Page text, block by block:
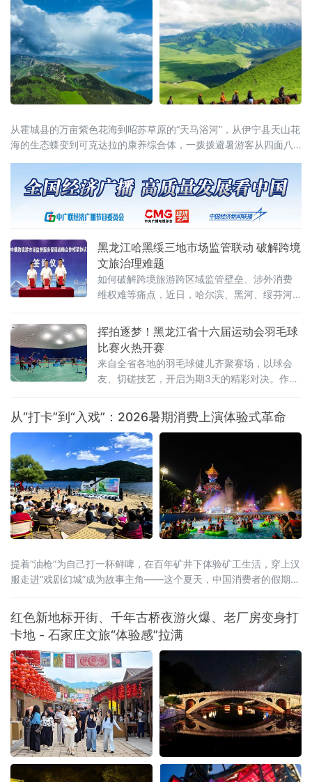
从霍城县的万亩紫色花海到昭苏草原的“天马浴河”，从伊宁县天山花
海的生态蝶变到可克达拉的康养综合体，一拨拨避暑游客从四面八
黑龙江哈黑绥三地市场监管联动 破解跨境
文旅治理难题
如何破解跨境旅游跨区域监管壁垒、涉外消费
维权难等痛点，近日，哈尔滨、黑河、绥芬河
发展战略合作框架协议，这标志着哈黑绥三地
跨境旅游市场监管一体化协同共治机制正式落
地。此举跨区域监管合作，重在立足黑龙江对
俄开放优势、破解跨境文旅治理难题的创新实
践，有效填补了跨境旅游协同监管空白。据介
挥拍逐梦！黑龙江省十六届运动会羽毛球
比赛火热开赛
来自全省各地的羽毛球健儿齐聚赛场，以球会
友、切磋技艺，开启为期3天的精彩对决。作为
赛程紧凑、看点十足。据了解，比赛共设置
男、女团体和混合双打、男子双打、女子双
打、男子单打、女子单打七大竞赛项目，全面
覆盖羽毛球主流竞赛组别，为
从“打卡”到“入戏”：2026暑期消费上演体验式革命
提着“油枪”为自己打一杯鲜啤，在百年矿井下体验矿工生活，穿上汉
服走进“戏剧幻城”成为故事主角——这个夏天，中国消费者的假期打
从“打卡式”到“入戏式”的消费变革席卷全国。文旅部启动的全国暑期
文旅消费季，各地落地超3万场特色活动、发放4.5亿元文旅补贴；
国务院近期批复的《扩大消费“十五五”规划》更明确
红色新地标开街、千年古桥夜游火爆、老厂房变身打
卡地 - 石家庄文旅“体验感”拉满